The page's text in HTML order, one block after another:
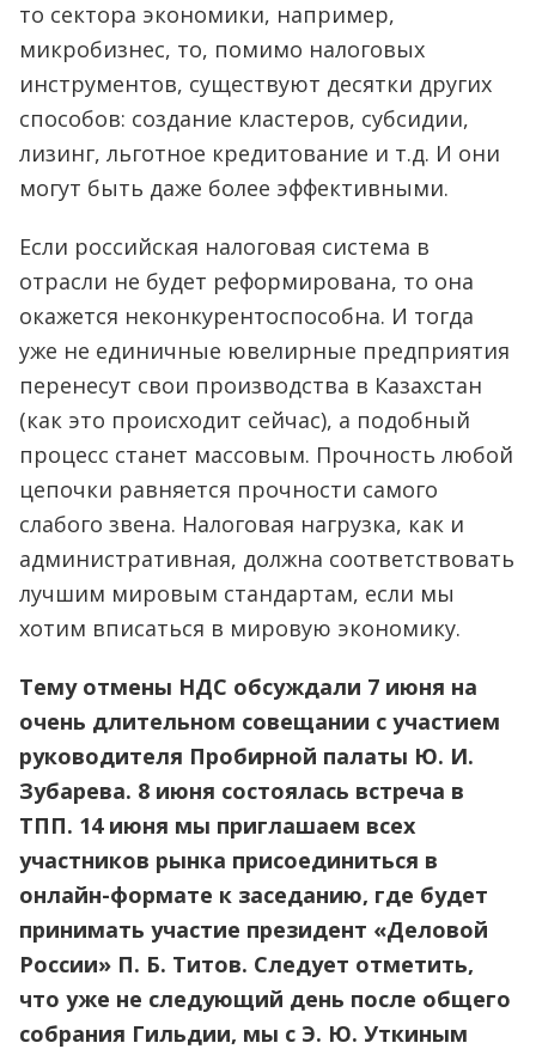
то сектора экономики, например,
микробизнес, то, помимо налоговых
инструментов, существуют десятки других
способов: создание кластеров, субсидии,
лизинг, льготное кредитование и т.д. И они
могут быть даже более эффективными.
Если российская налоговая система в
отрасли не будет реформирована, то она
окажется неконкурентоспособна. И тогда
уже не единичные ювелирные предприятия
перенесут свои производства в Казахстан
(как это происходит сейчас), а подобный
процесс станет массовым. Прочность любой
цепочки равняется прочности самого
слабого звена. Налоговая нагрузка, как и
административная, должна соответствовать
лучшим мировым стандартам, если мы
хотим вписаться в мировую экономику.
Тему отмены НДС обсуждали 7 июня на
очень длительном совещании с участием
руководителя Пробирной палаты Ю. И.
Зубарева. 8 июня состоялась встреча в
ТПП. 14 июня мы приглашаем всех
участников рынка присоединиться в
онлайн-формате к заседанию, где будет
принимать участие президент «Деловой
России» П. Б. Титов. Следует отметить,
что уже не следующий день после общего
собрания Гильдии, мы с Э. Ю. Уткиным